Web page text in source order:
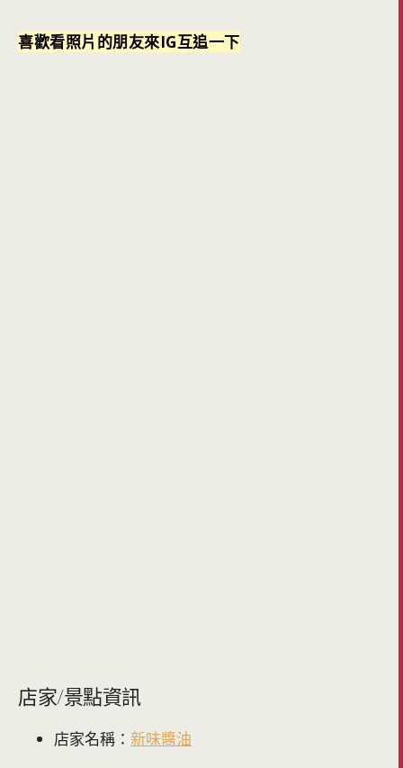
喜歡看照片的朋友來IG互追一下
店家/景點資訊
店家名稱： 新味醬油